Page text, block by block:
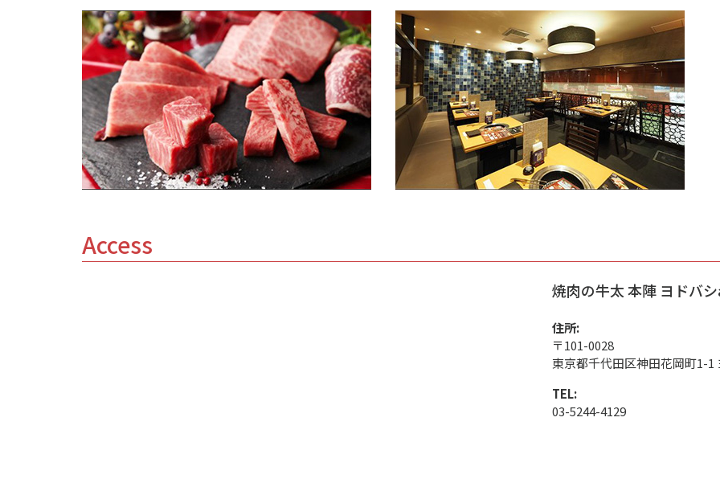
Access
焼肉の牛太 本陣 ヨドバ
住所:
〒101-0028
東京都千代田区神田花岡町1-1
TEL:
03-5244-4129